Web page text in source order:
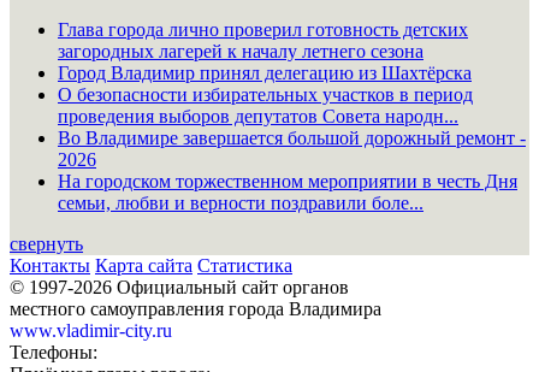
Глава города лично проверил готовность детских
загородных лагерей к началу летнего сезона
Город Владимир принял делегацию из Шахтёрска
О безопасности избирательных участков в период
проведения выборов депутатов Совета народн...
Во Владимире завершается большой дорожный ремонт -
2026
На городском торжественном мероприятии в честь Дня
семьи, любви и верности поздравили боле...
свернуть
Контакты Карта сайта Статистика
© 1997-2026 Официальный сайт органов
местного самоуправления города Владимира
www.vladimir-city.ru
Телефоны: